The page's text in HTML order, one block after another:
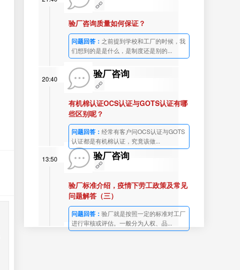
验厂咨询质量如何保证？
问题回答： 之前提到学校和工厂的时候，我
们想到的是是什么，是制度还是别的...
20:40 验厂咨询
有机棉认证OCS认证与GOTS认证有哪
些区别呢？
问题回答：经常有客户问OCS认证与GOTS
认证都是有机棉认证，究竟该做...
13:50 验厂咨询
验厂标准介绍，疫情下劳工政策及常见
问题解答（三）
问题回答：验厂就是按照一定的标准对工厂
进行审核或评估。一般分为人权、品...